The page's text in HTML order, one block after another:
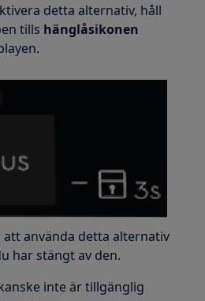
detta alternativ, håll
tills hänglåsikonen
använda detta alternativ
har stängt av den.
inte är tillgänglig